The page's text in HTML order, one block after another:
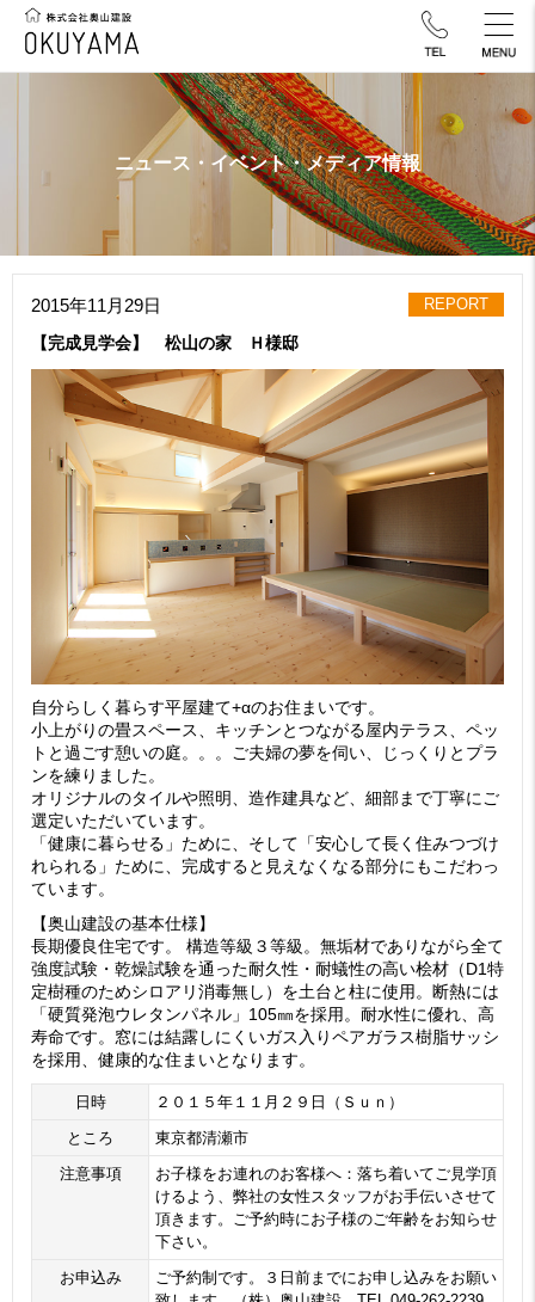
ニュース・イベント・メディア情報
2015年11月29日 REPORT
【完成見学会】 松山の家 Ｈ様邸
自分らしく暮らす平屋建て+αのお住まいです。
小上がりの畳スペース、キッチンとつながる屋内テラス、ペッ
トと過ごす憩いの庭。。。ご夫婦の夢を伺い、じっくりとプラ
ンを練りました。
オリジナルのタイルや照明、造作建具など、細部まで丁寧にご
選定いただいています。
「健康に暮らせる」ために、そして「安心して長く住みつづけ
れられる」ために、完成すると見えなくなる部分にもこだわっ
ています。
【奥山建設の基本仕様】
長期優良住宅です。 構造等級３等級。無垢材でありながら全て
強度試験・乾燥試験を通った耐久性・耐蟻性の高い桧材（D1特
定樹種のためシロアリ消毒無し）を土台と柱に使用。断熱には
「硬質発泡ウレタンパネル」105㎜を採用。耐水性に優れ、高
寿命です。窓には結露しにくいガス入りペアガラス樹脂サッシ
を採用、健康的な住まいとなります。
日時
２０１５年１１月２９日（Ｓｕｎ）
ところ
東京都清瀬市
注意事項
お子様をお連れのお客様へ：落ち着いてご見学頂
けるよう、弊社の女性スタッフがお手伝いさせて
頂きます。ご予約時にお子様のご年齢をお知らせ
下さい。
お申込み
ご予約制です。３日前までにお申し込みをお願い